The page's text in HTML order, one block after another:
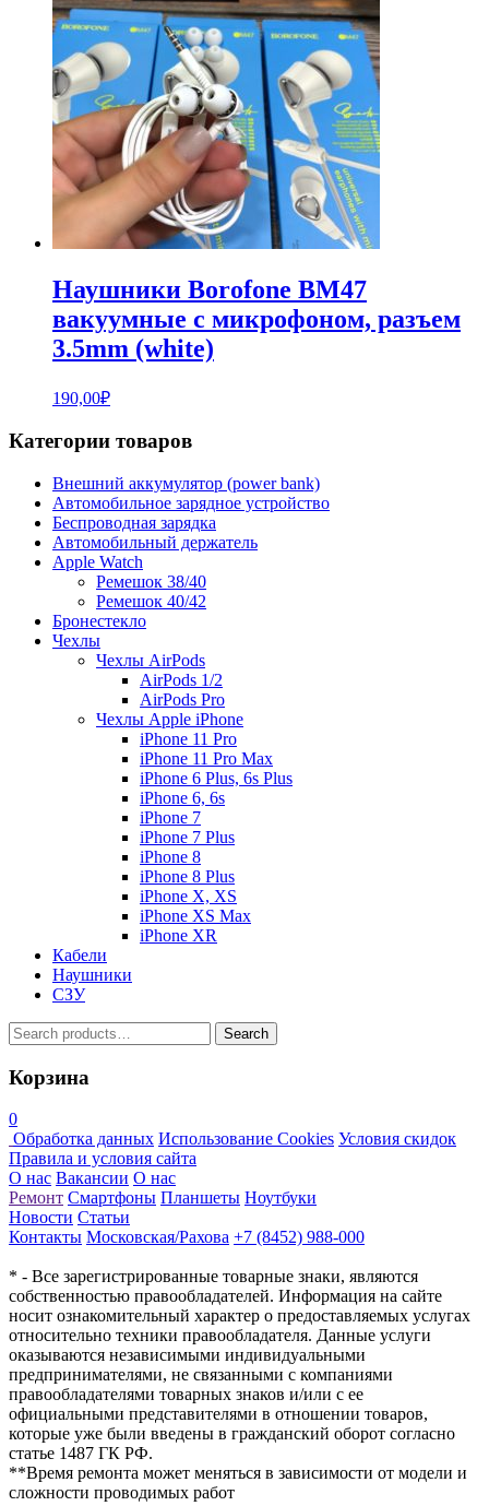
Наушники Borofone BM47
вакуумные с микрофоном, разъем
3.5mm (white)
190,00₽
Категории товаров
Внешний аккумулятор (power bank)
Автомобильное зарядное устройство
Беспроводная зарядка
Автомобильный держатель
Apple Watch
Ремешок 38/40
Ремешок 40/42
Бронестекло
Чехлы
Чехлы AirPods
AirPods 1/2
AirPods Pro
Чехлы Apple iPhone
iPhone 11 Pro
iPhone 11 Pro Max
iPhone 6 Plus, 6s Plus
iPhone 6, 6s
iPhone 7
iPhone 7 Plus
iPhone 8
iPhone 8 Plus
iPhone X, XS
iPhone XS Max
iPhone XR
Кабели
Наушники
СЗУ
Search
for:
Search
Корзина
0
Обработка данных Использование Cookies Условия скидок
Правила и условия сайта
О нас Вакансии О нас
Ремонт Смартфоны Планшеты Ноутбуки
Новости Статьи
Контакты Московская/Рахова +7 (8452) 988-000
* - Все зарегистрированные товарные знаки, являются
собственностью правообладателей. Информация на сайте
носит ознакомительный характер о предоставляемых услугах
относительно техники правообладателя. Данные услуги
оказываются независимыми индивидуальными
предпринимателями, не связанными с компаниями
правообладателями товарных знаков и/или с ее
официальными представителями в отношении товаров,
которые уже были введены в гражданский оборот согласно
статье 1487 ГК РФ.
**Время ремонта может меняться в зависимости от модели и
сложности проводимых работ